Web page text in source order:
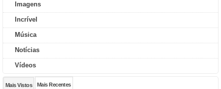
Imagens
Incrível
Música
Notícias
Vídeos
Mais Vistos Mais Recentes